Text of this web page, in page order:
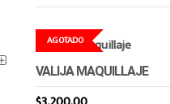
AGOTADO
VALIJA MAQUILLAJE